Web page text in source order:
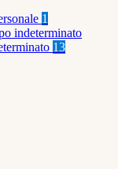
1
indeterminato
13